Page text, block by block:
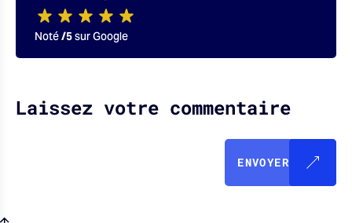
Noté/5sur Google
Laissez votre commentaire
ENVOYER